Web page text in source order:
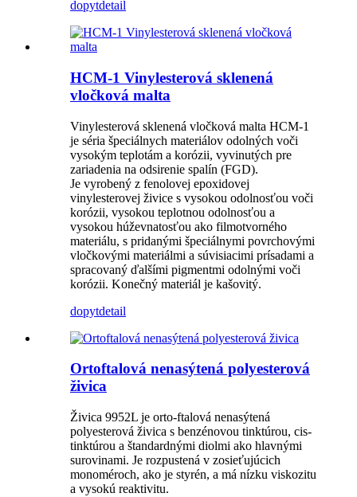
dopytdetail
HCM-1 Vinylesterová sklenená
vločková malta
Vinylesterová sklenená vločková malta HCM-1
je séria špeciálnych materiálov odolných voči
vysokým teplotám a korózii, vyvinutých pre
zariadenia na odsirenie spalín (FGD).
Je vyrobený z fenolovej epoxidovej
vinylesterovej živice s vysokou odolnosťou voči
korózii, vysokou teplotnou odolnosťou a
vysokou húževnatosťou ako filmotvorného
materiálu, s pridanými špeciálnymi povrchovými
vločkovými materiálmi a súvisiacimi prísadami a
spracovaný ďalšími pigmentmi odolnými voči
korózii. Konečný materiál je kašovitý.
dopytdetail
Ortoftalová nenasýtená polyesterová
živica
Živica 9952L je orto-ftalová nenasýtená
polyesterová živica s benzénovou tinktúrou, cis-
tinktúrou a štandardnými diolmi ako hlavnými
surovinami. Je rozpustená v zosieťujúcich
monoméroch, ako je styrén, a má nízku viskozitu
a vysokú reaktivitu.